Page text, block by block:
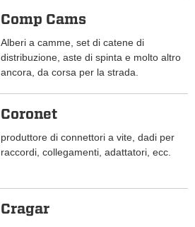
Comp Cams
Alberi a camme, set di catene di
distribuzione, aste di spinta e molto altro
ancora, da corsa per la strada.
Coronet
produttore di connettori a vite, dadi per
raccordi, collegamenti, adattatori, ecc.
Cragar